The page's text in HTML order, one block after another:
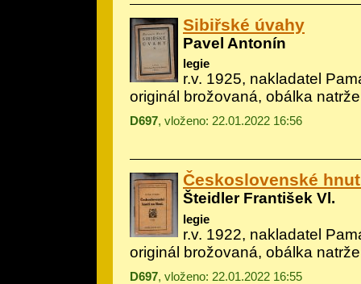
Sibiřské úvahy
Pavel Antonín
legie
r.v. 1925, nakladatel
originál brožovaná, obálka
D697, vloženo: 22.01.2022 16:56
Československé
Šteidler František Vl.
legie
r.v. 1922, nakladatel
originál brožovaná, obálka
D697, vloženo: 22.01.2022 16:55